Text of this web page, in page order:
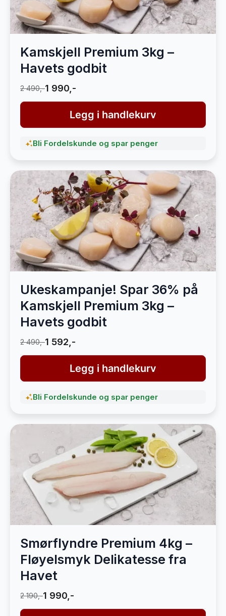
Kamskjell Premium 3kg –
Havets godbit
2 490,-1 990,-
Legg i handlekurv
Bli Fordelskunde og spar penger
Ukeskampanje! Spar 36% på
Kamskjell Premium 3kg –
Havets godbit
2 490,-1 592,-
Legg i handlekurv
Bli Fordelskunde og spar penger
Smørflyndre Premium 4kg –
Fløyelsmyk Delikatesse fra
Havet
2 190,-1 990,-